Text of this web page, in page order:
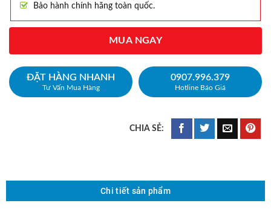
Bảo hành chính hãng toàn quốc.
MUA NGAY
ĐẶT HÀNG NHANH
Tư Vấn Mua Hàng
0907.996.379
Hotline Báo Giá
Chi tiết sản phẩm